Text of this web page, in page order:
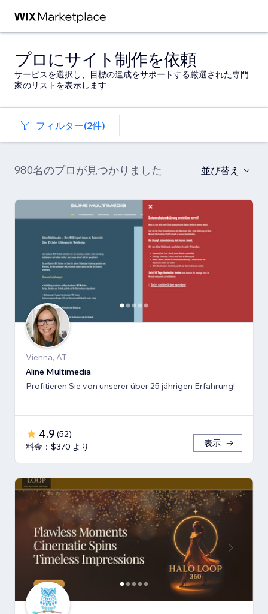
プロにサイト制作を依頼
サービスを選択し、目標の達成をサポートする厳選された専門
家のリストを表示します
フィルター(2件)
980名のプロが見つかりました 並び替え
Vienna, AT
Aline Multimedia
Profitieren Sie von unserer über 25 jährigen Erfahrung!
4.9 (52)
料金：$370 より
表示